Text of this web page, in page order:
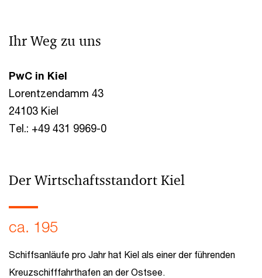
Ihr Weg zu uns
PwC in Kiel
Lorentzendamm 43
24103 Kiel
Tel.: +49 431 9969-0
Der Wirtschaftsstandort Kiel
ca. 195
Schiffsanläufe pro Jahr hat Kiel als einer der führenden
Kreuzschifffahrthafen an der Ostsee.